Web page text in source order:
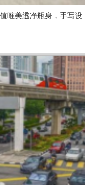
唯美透净瓶身，手写设